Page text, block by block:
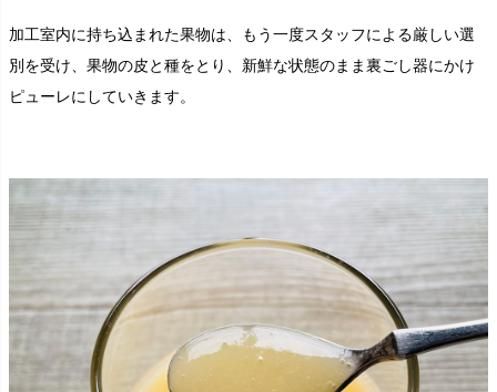
加工室内に持ち込まれた果物は、もう一度スタッフによる厳しい選
別を受け、果物の皮と種をとり、新鮮な状態のまま裏ごし器にかけ
ピューレにしていきます。